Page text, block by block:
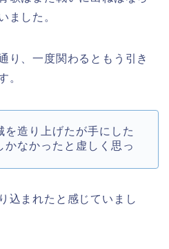
ました。
り、一度関わるともう引き
。
を造り上げたが手にした
なかったと虚しく思っ
込まれたと感じていまし